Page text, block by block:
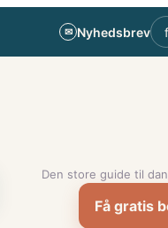
✉ Nyhedsbrev f
Den store guide til
Få gratis